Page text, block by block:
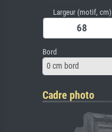
Largeur (motif, cm)
Bord
0 cm bord
Cadre photo